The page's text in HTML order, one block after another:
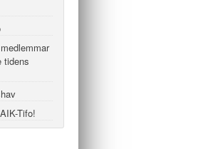
tidens
Tifo!